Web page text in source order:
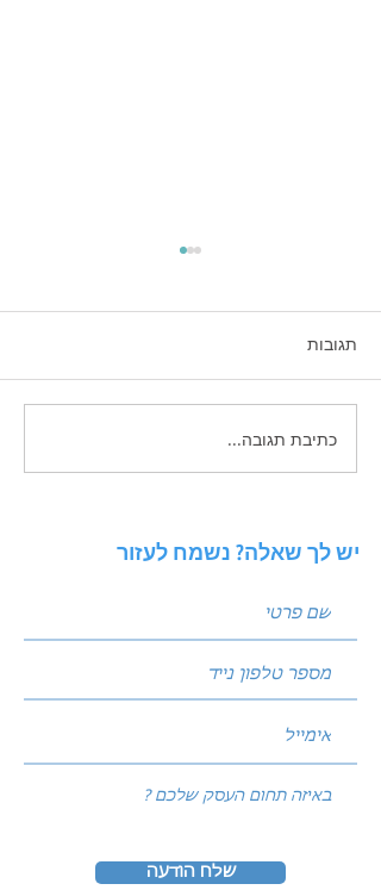
איך לכתוב פוסטים שמביאים
לידים: נוסחת הקידום
תגובות
כתיבת תגובה...
יש לך שאלה? נשמח לעזור
שלח הודעה